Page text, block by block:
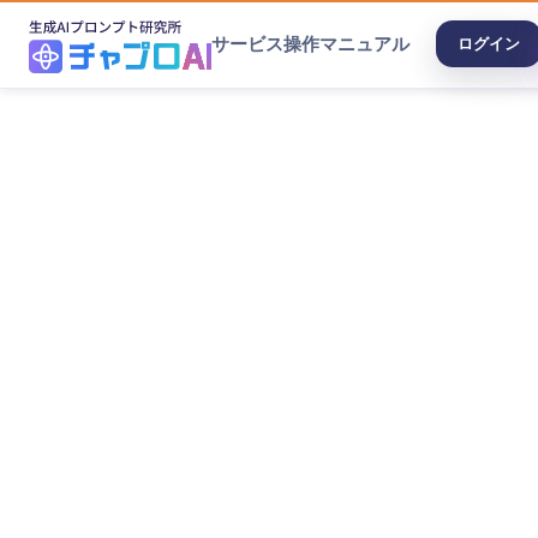
サービス操作マニュアル ログイン